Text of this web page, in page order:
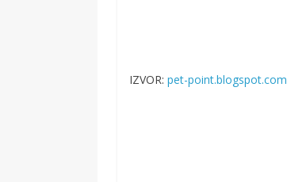
IZVOR:pet-point.blogspot.com